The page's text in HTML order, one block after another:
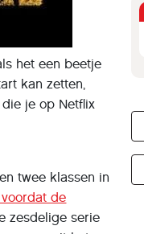
het een beetje
kan zetten,
je op Netflix
twee klassen in
de
zesdelige serie